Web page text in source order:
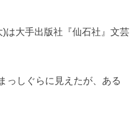
は大手出版社『仙石社』文芸
っしぐらに見えたが、ある